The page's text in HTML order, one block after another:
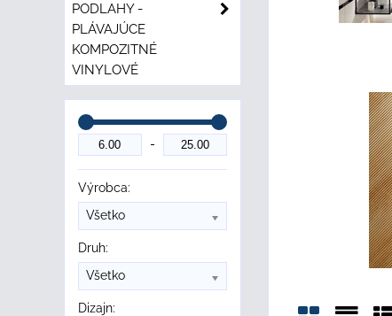
PODLAHY -
PLÁVAJÚCE
KOMPOZITNÉ
VINYLOVÉ
Výrobca:
Všetko
Druh:
Všetko
Dizajn: